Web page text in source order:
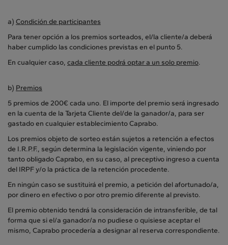
a) Condición de participantes
Para tener opción a los premios sorteados, el/la cliente/a deberá
haber cumplido las condiciones previstas en el punto 5.
En cualquier caso, cada cliente podrá optar a un solo premio.
b) Premios
5 premios de 200€ cada uno. El importe del premio será ingresado
en la cuenta de la Tarjeta Cliente del/de la ganador/a, para ser
gastado en cualquier establecimiento Caprabo.
Los premios objeto de sorteo están sujetos a retención a efectos
de I.R.P.F., según determina la legislación vigente, viniendo por
tanto obligado Caprabo, en su caso, al preceptivo ingreso a cuenta
del IRPF y/o la práctica de la retención procedente.
En ningún caso se sustituirá el premio, a petición del afortunado/a,
por dinero en efectivo o por otro premio diferente al previsto.
El premio obtenido tendrá la consideración de intransferible, de tal
forma que si el/a ganador/a no pudiese o quisiese aceptar el
mismo, Caprabo procedería a designar al reserva correspondiente.